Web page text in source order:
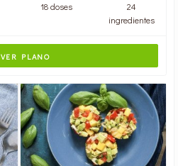
18 doses
24
ingredientes
VER PLANO